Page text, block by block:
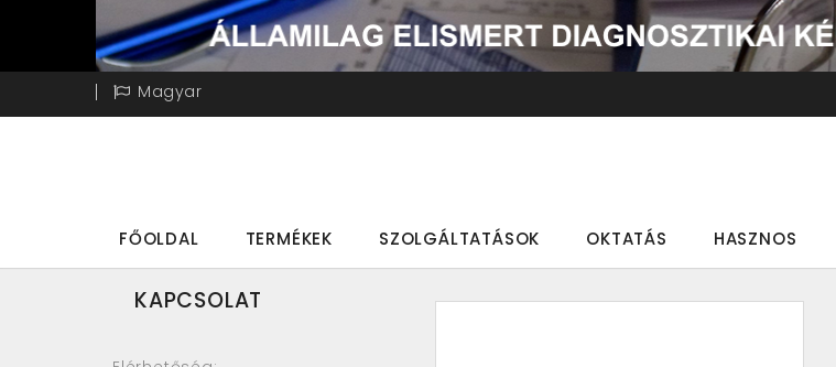
Magyar
FŐOLDAL TERMÉKEK SZOLGÁLTATÁSOK OKTATÁS HASZNOS
KAPCSOLAT